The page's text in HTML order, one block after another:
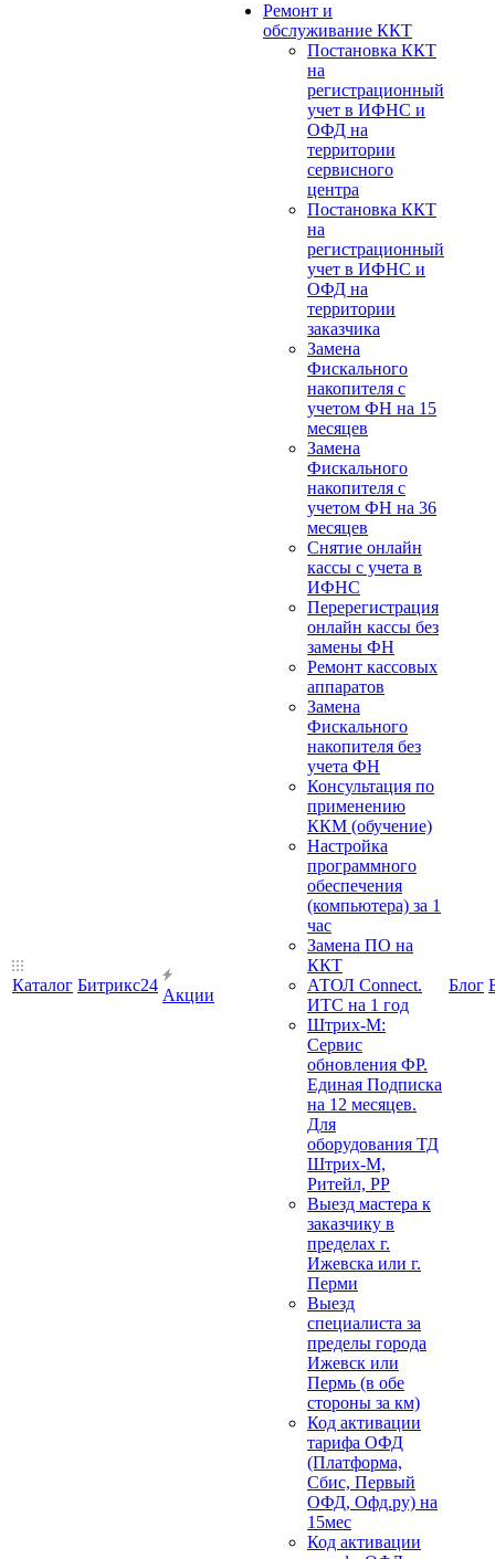
Каталог Битрикс24
Акции
Ремонт и
обслуживание ККТ
Постановка ККТ
на
регистрационный
учет в ИФНС и
ОФД на
территории
сервисного
центра
Постановка ККТ
на
регистрационный
учет в ИФНС и
ОФД на
территории
заказчика
Замена
Фискального
накопителя с
учетом ФН на 15
месяцев
Замена
Фискального
накопителя с
учетом ФН на 36
месяцев
Снятие онлайн
кассы с учета в
ИФНС
Перерегистрация
онлайн кассы без
замены ФН
Ремонт кассовых
аппаратов
Замена
Фискального
накопителя без
учета ФН
Консультация по
применению
ККМ (обучение)
Настройка
программного
обеспечения
(компьютера) за 1
час
Замена ПО на
ККТ
АТОЛ Connect.
ИТС на 1 год
Штрих-М:
Сервис
обновления ФР.
Единая Подписка
на 12 месяцев.
Для
оборудования ТД
Штрих-М,
Ритейл, РР
Выезд мастера к
заказчику в
пределах г.
Ижевска или г.
Перми
Выезд
специалиста за
пределы города
Ижевск или
Пермь (в обе
стороны за км)
Код активации
тарифа ОФД
(Платформа,
Сбис, Первый
ОФД, Офд.ру) на
15мес
Код активации
Блог